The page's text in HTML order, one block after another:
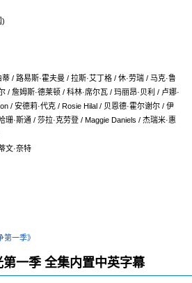
)
蒂 / 路易斯·霍夫曼 / 拉斯·艾丁格 / 休·劳瑞 / 马克·鲁
/ 詹姆斯·德莱顿 / 科林·席尔瓦 / 玛丽昂·贝利 / 卢娜·
/ 安德莉·代克 / Rosie Hilal / 贝恩德·霍尔谢尔 / 伊
珊·斯通 / 莎拉·克劳登 / Maggie Daniels / 杰瑞米·惠
文·奈特
第一季》
一季 全集内置中英字幕